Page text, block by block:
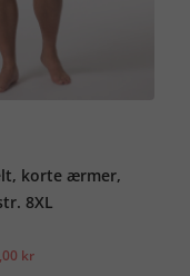
korte ærmer,
8XL
kr